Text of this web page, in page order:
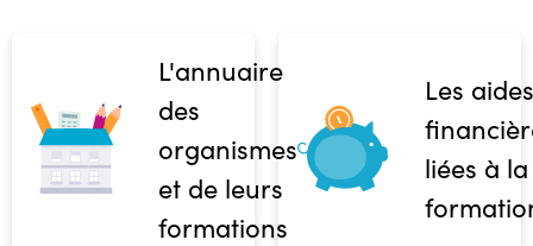
L'annuaire
des
organismes
et de leurs
formations
Les aides
liées à la